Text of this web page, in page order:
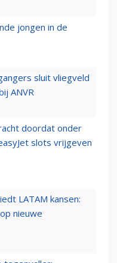
jongen in de
sluit vliegveld
ANVR
doordat onder
slots vrijgeven
LATAM kansen:
nieuwe